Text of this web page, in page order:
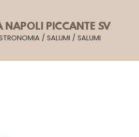
NAPOLI PICCANTE SV
/ SALUMI / SALUMI